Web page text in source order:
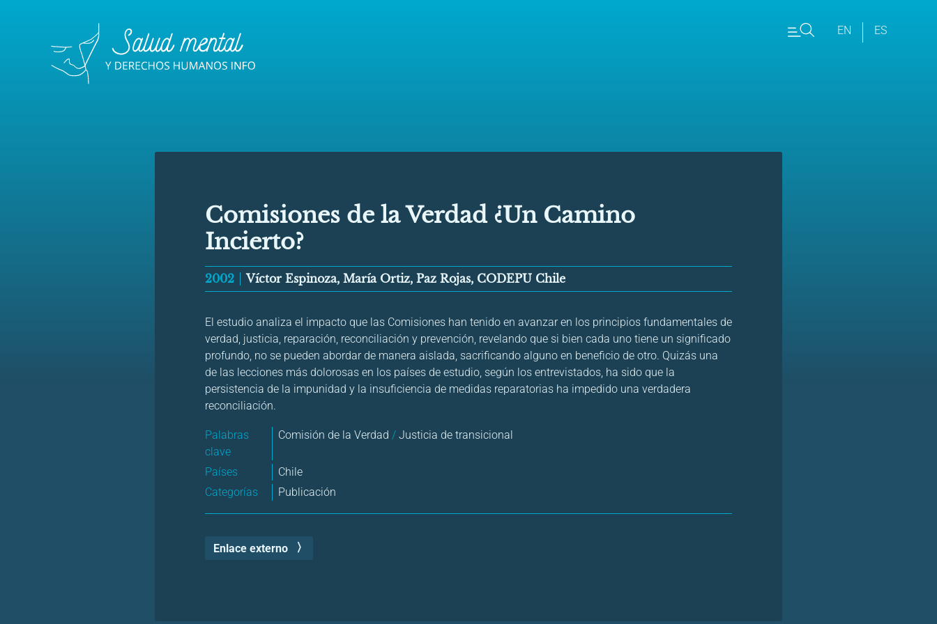
EN ES
Comisiones de la Verdad ¿Un Camino
Incierto?
2002 Víctor Espinoza, María Ortiz, Paz Rojas, CODEPU Chile
El estudio analiza el impacto que las Comisiones han tenido en avanzar en los principios fundamentales de
verdad, justicia, reparación, reconciliación y prevención, revelando que si bien cada uno tiene un significado
profundo, no se pueden abordar de manera aislada, sacrificando alguno en beneficio de otro. Quizás una
de las lecciones más dolorosas en los países de estudio, según los entrevistados, ha sido que la
persistencia de la impunidad y la insuficiencia de medidas reparatorias ha impedido una verdadera
reconciliación.
Palabras
clave
Comisión de la Verdad / Justicia de transicional
Países
Chile
Categorías
Publicación
Enlace externo